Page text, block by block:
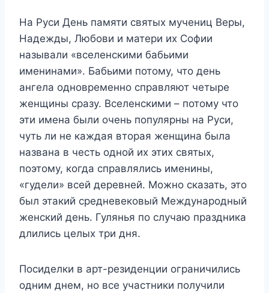
На Руси День памяти святых мучениц Веры,
Надежды, Любови и матери их Софии
называли «вселенскими бабьими
именинами». Бабьими потому, что день
ангела одновременно справляют четыре
женщины сразу. Вселенскими – потому что
эти имена были очень популярны на Руси,
чуть ли не каждая вторая женщина была
названа в честь одной их этих святых,
поэтому, когда справлялись именины,
«гудели» всей деревней. Можно сказать, это
был этакий средневековый Международный
женский день. Гулянья по случаю праздника
длились целых три дня.
Посиделки в арт-резиденции ограничились
одним днем, но все участники получили